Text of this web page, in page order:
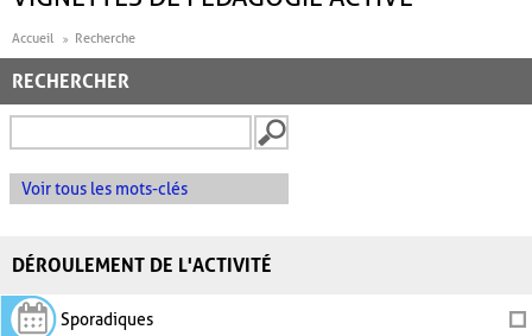
Accueil Recherche
RECHERCHER
Voir tous les mots-clés
DÉROULEMENT DE L'ACTIVITÉ
Sporadiques